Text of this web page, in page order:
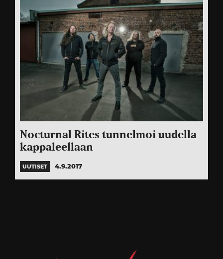
Nocturnal Rites tunnelmoi uudella
kappaleellaan
UUTISET 4.9.2017